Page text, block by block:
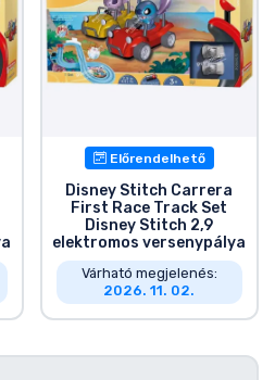
Előrendelhető
Disney Stitch Carrera
First Race Track Set
Disney Stitch 2,9
elektromos versenypálya
Várható megjelenés:
2026. 11. 02.